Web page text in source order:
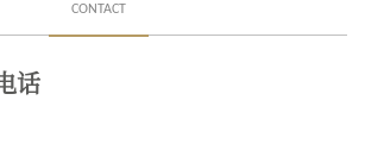
CONTACT
话